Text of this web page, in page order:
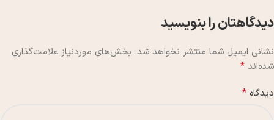
دیدگاهتان را بنویسید
نشانی ایمیل شما منتشر نخواهد شد. بخش‌های موردنیاز علامت‌گذاری
شده‌اند *
دیدگاه *